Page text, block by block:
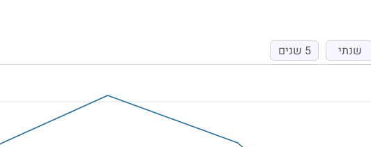
שנתי 5 שנים